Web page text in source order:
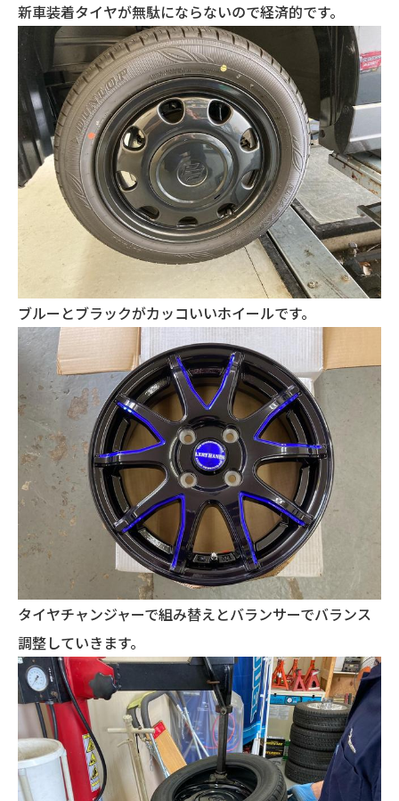
新車装着タイヤが無駄にならないので経済的です。
ブルーとブラックがカッコいいホイールです。
タイヤチャンジャーで組み替えとバランサーでバランス
調整していきます。